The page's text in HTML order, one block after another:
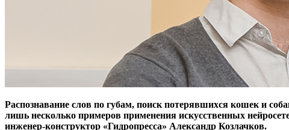
Распознавание слов по губам, поиск потерявшихся кошек и
лишь несколько примеров применения искусственных
инженер-конструктор «Гидропресса» Александр Козлачков.